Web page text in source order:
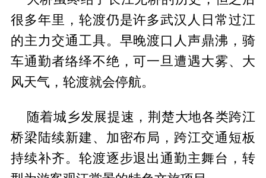
很多年里，轮渡仍是许多武汉人日常过江
的主力交通工具。早晚渡口人声鼎沸，骑
车通勤者络绎不绝，可一旦遭遇大雾、大
风天气，轮渡就会停航。
随着城乡发展提速，荆楚大地各类跨江
桥梁陆续新建、加密布局，跨江交通短板
持续补齐。轮渡逐步退出通勤主舞台，转